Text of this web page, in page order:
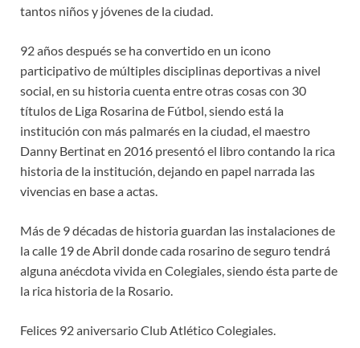
tantos niños y jóvenes de la ciudad.
92 años después se ha convertido en un icono
participativo de múltiples disciplinas deportivas a nivel
social, en su historia cuenta entre otras cosas con 30
títulos de Liga Rosarina de Fútbol, siendo está la
institución con más palmarés en la ciudad, el maestro
Danny Bertinat en 2016 presentó el libro contando la rica
historia de la institución, dejando en papel narrada las
vivencias en base a actas.
Más de 9 décadas de historia guardan las instalaciones de
la calle 19 de Abril donde cada rosarino de seguro tendrá
alguna anécdota vivida en Colegiales, siendo ésta parte de
la rica historia de la Rosario.
Felices 92 aniversario Club Atlético Colegiales.